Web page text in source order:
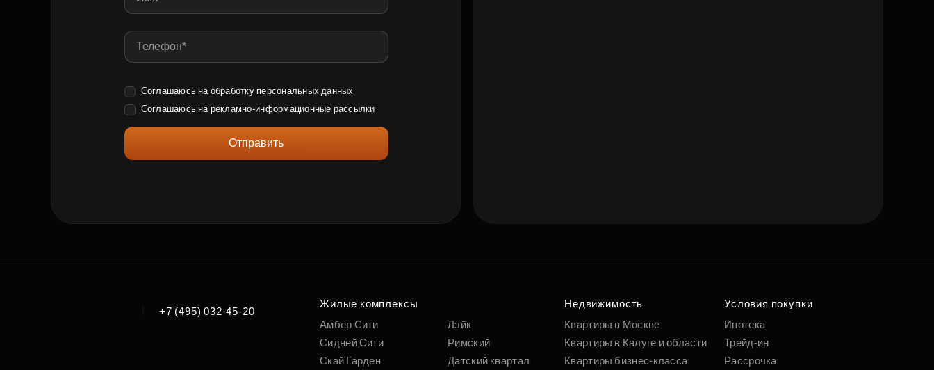
Соглашаюсь на обработку персональных данных
Соглашаюсь на рекламно-информационные рассылки
Отправить
+7 (495) 032-45-20
Жилые комплексы
Амбер Сити
Сидней Сити
Скай Гарден
Лэйк
Римский
Датский квартал
Недвижимость
Квартиры в Москве
Квартиры в Калуге и области
Квартиры бизнес-класса
Условия покупки
Ипотека
Трейд-ин
Рассрочка